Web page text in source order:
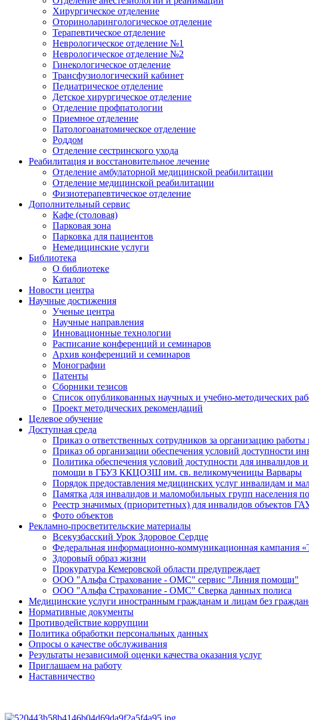
Хирургическое отделение
Оториноларингологическое отделение
Терапевтическое отделение
Неврологическое отделение №1
Неврологическое отделение №2
Гинекологическое отделение
Трансфузиологический кабинет
Педиатрическое отделение
Детское хирургическое отделение
Отделение профпатологии
Приемное отделение
Патологоанатомическое отделение
Роддом
Отделение сестринского ухода
Реабилитация и восстановительное лечение
Отделение амбулаторной медицинской реабилитации
Отделение медицинской реабилитации
Физиотерапевтическое отделение
Дополнительный сервис
Кафе (столовая)
Парковая зона
Парковка для пациентов
Немедицинские услуги
Библиотека
О библиотеке
Каталог
Новости центра
Научные достижения
Ученые центра
Научные направления
Инновационные технологии
Расписание конференций и семинаров
Архив конференций и семинаров
Монографии
Патенты
Сборники тезисов
Список опубликованных научных и учебно-методических
Проект методических рекомендаций
Целевое обучение
Доступная среда
Приказ о ответственных сотрудников за организацию
Приказ об организации обеспечения условий доступности
Политика обеспечения условий доступности для инвалидов
помощи в ГБУЗ ККЦОЗШ им. св. великомученицы Варвары
Порядок предоставления медицинских услуг инвалидам и
Памятка для инвалидов и маломобильных групп
Реестр значимых (приоритетных) для инвалидов объектов
Фото объектов
Рекламно-просветительские материалы
Всекузбасский Урок Здоровое Сердце
Федеральная информационно-коммуникационная кампания
Здоровый образ жизни
Прокуратура Кемеровской области предупреждает
ООО "Альфа Страхование - ОМС" сервис "Линия помощи"
ООО "Альфа Страхование - ОМС" Сверка данных полиса
Медицинские услуги иностранным гражданам и лицам без
Нормативные документы
Противодействие коррупции
Политика обработки персональных данных
Опросы о качестве обслуживания
Результаты независимой оценки качества оказания услуг
Приглашаем на работу
Наставничество